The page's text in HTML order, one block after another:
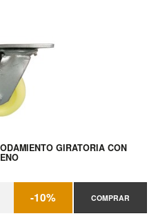
GIRATORIA CON
-10% COMPRAR